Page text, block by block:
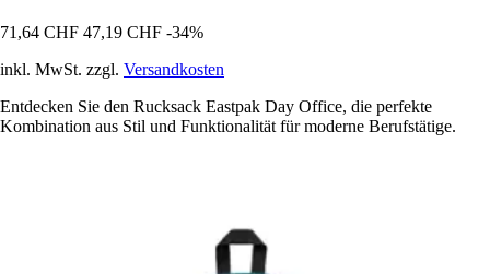
71,64 CHF 47,19 CHF -34%
inkl. MwSt. zzgl. Versandkosten
Entdecken Sie den Rucksack Eastpak Day Office, die perfekte
Kombination aus Stil und Funktionalität für moderne Berufstätige.